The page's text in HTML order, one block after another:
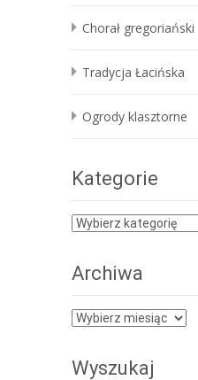
Chorał gregoriański
Tradycja Łacińska
Ogrody klasztorne
Kategorie
Kategorie
Archiwa
Archiwa
Wyszukaj